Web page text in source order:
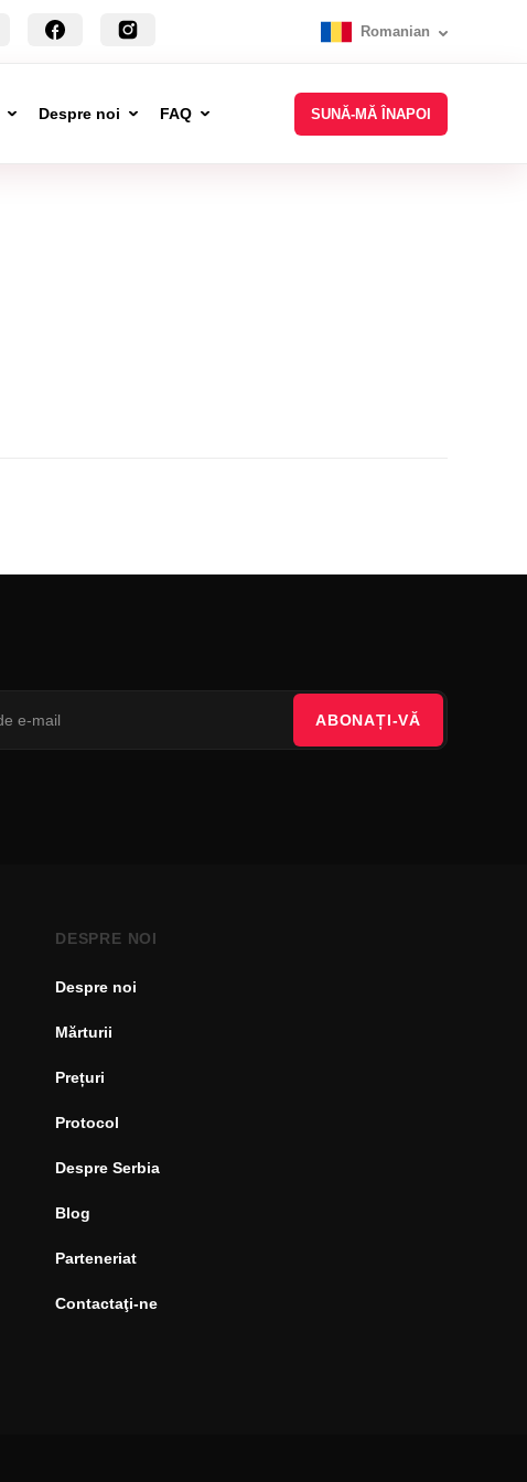
Romanian
Despre noi FAQ SUNĂ-MĂ ÎNAPOI
ABONAȚI-VĂ
DESPRE NOI
Despre noi
Mărturii
Prețuri
Protocol
Despre Serbia
Blog
Parteneriat
Contactaţi-ne